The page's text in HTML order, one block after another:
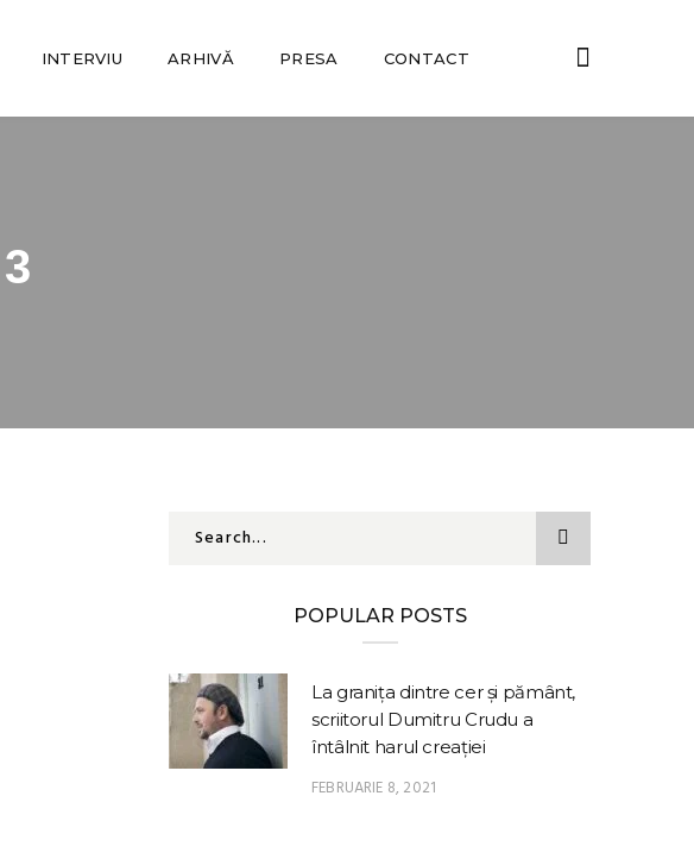
INTERVIU ARHIVĂ PRESA CONTACT
POPULAR POSTS
La granița dintre cer și pământ,
scriitorul Dumitru Crudu a
întâlnit harul creației
FEBRUARIE 8, 2021